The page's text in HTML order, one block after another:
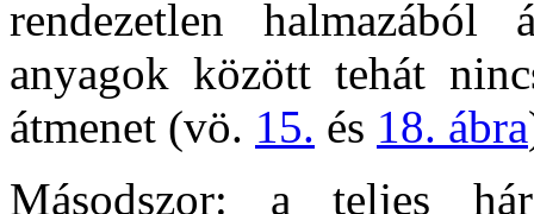
rendezetlen
anyagok között tehát
átmenet (vö. 15. és 18. ábra
Másodszor: a teljes